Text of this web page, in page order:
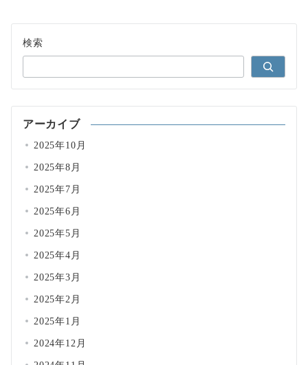
検索
アーカイブ
2025年10月
2025年8月
2025年7月
2025年6月
2025年5月
2025年4月
2025年3月
2025年2月
2025年1月
2024年12月